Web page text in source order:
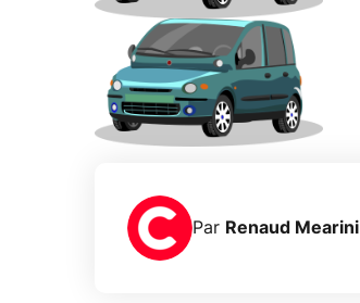
Par Renaud Mearini